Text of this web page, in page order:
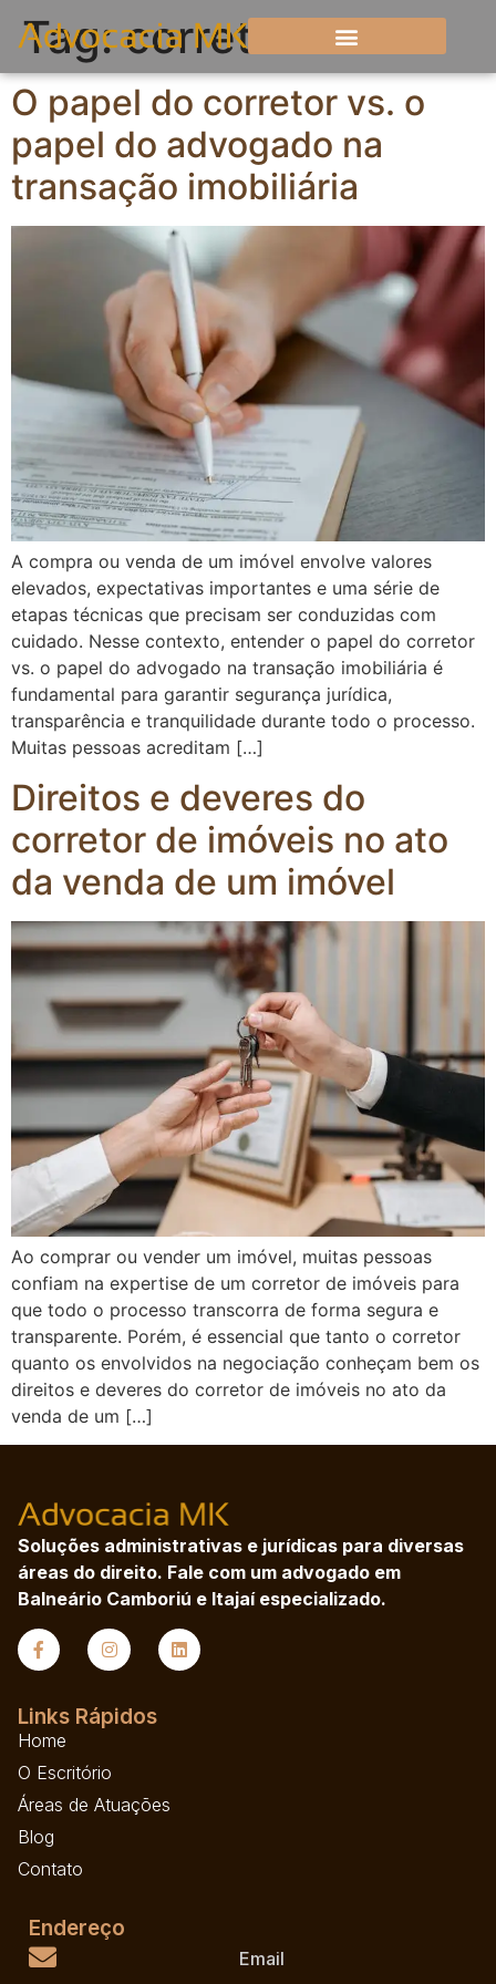
Tag:corretor
O papel do corretor vs. o
papel do advogado na
transação imobiliária
A compra ou venda de um imóvel envolve valores
elevados, expectativas importantes e uma série de
etapas técnicas que precisam ser conduzidas com
cuidado. Nesse contexto, entender o papel do corretor
vs. o papel do advogado na transação imobiliária é
fundamental para garantir segurança jurídica,
transparência e tranquilidade durante todo o processo.
Muitas pessoas acreditam […]
Direitos e deveres do
corretor de imóveis no ato
da venda de um imóvel
Ao comprar ou vender um imóvel, muitas pessoas
confiam na expertise de um corretor de imóveis para
que todo o processo transcorra de forma segura e
transparente. Porém, é essencial que tanto o corretor
quanto os envolvidos na negociação conheçam bem os
direitos e deveres do corretor de imóveis no ato da
venda de um […]
Soluções administrativas e jurídicas para diversas
áreas do direito. Fale com um advogado em
Balneário Camboriú e Itajaí especializado.
Links Rápidos
Home
O Escritório
Áreas de Atuações
Blog
Contato
Endereço
Email